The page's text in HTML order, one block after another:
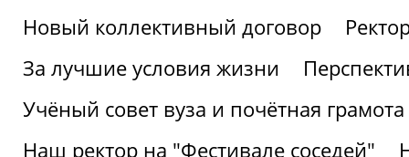
Новый коллективный договор
За лучшие условия жизни
Учёный совет вуза и почётная
Наш ректор на "Фестивале соседей"